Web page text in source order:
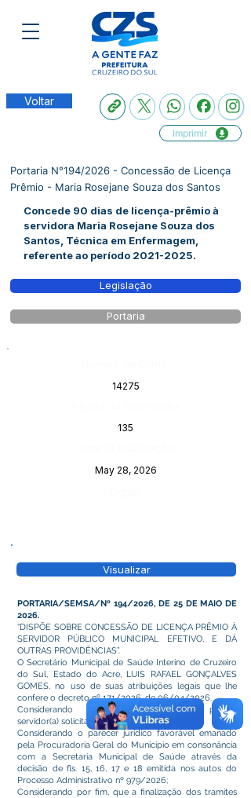
Voltar
Imprimir
Portaria N°194/2026 - Concessão de Licença
Prêmio - Maria Rosejane Souza dos Santos
Concede 90 dias de licença-prêmio à
servidora Maria Rosejane Souza dos
Santos, Técnica em Enfermagem,
referente ao período 2021-2025.
Legislação
Portaria
14275
135
May 28, 2026
Visualizar
PORTARIA/SEMSA/Nº 194/2026, DE 25 DE MAIO DE
2026.
“DISPÕE SOBRE CONCESSÃO DE LICENÇA PRÊMIO À
SERVIDOR PÚBLICO MUNICIPAL EFETIVO, E DÁ
OUTRAS PROVIDÊNCIAS”.
O Secretário Municipal de Saúde Interino de Cruzeiro
do Sul, Estado do Acre, LUIS RAFAEL GONÇALVES
GOMES, no uso de suas atribuições legais que lhe
confere o decreto nº 171/2026, de 06/04/2026.
Considerando o pedido protocolado pelo(a)
servidor(a) solicitando Licença Prêmio;
Considerando o parecer jurídico favorável emanado
pela Procuradoria Geral do Município em consonância
com a Secretaria Municipal de Saúde através da
decisão de fls. 15, 16, 17 e 18 emitida nos autos do
Processo Administrativo nº 979/2026;
Considerando por fim, que a finalização dos tramites